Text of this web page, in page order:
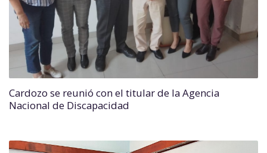
Cardozo se reunió con el titular de la Agencia
Nacional de Discapacidad